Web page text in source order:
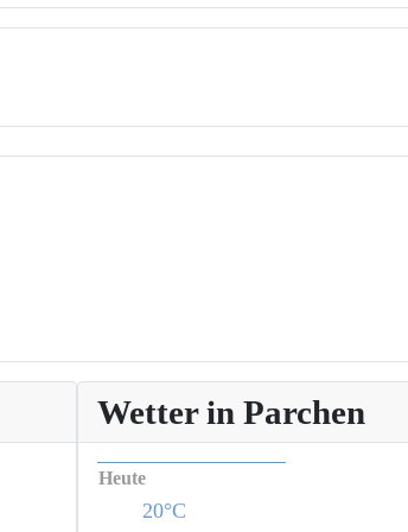
Wetter in Parchen
Heute
20°C